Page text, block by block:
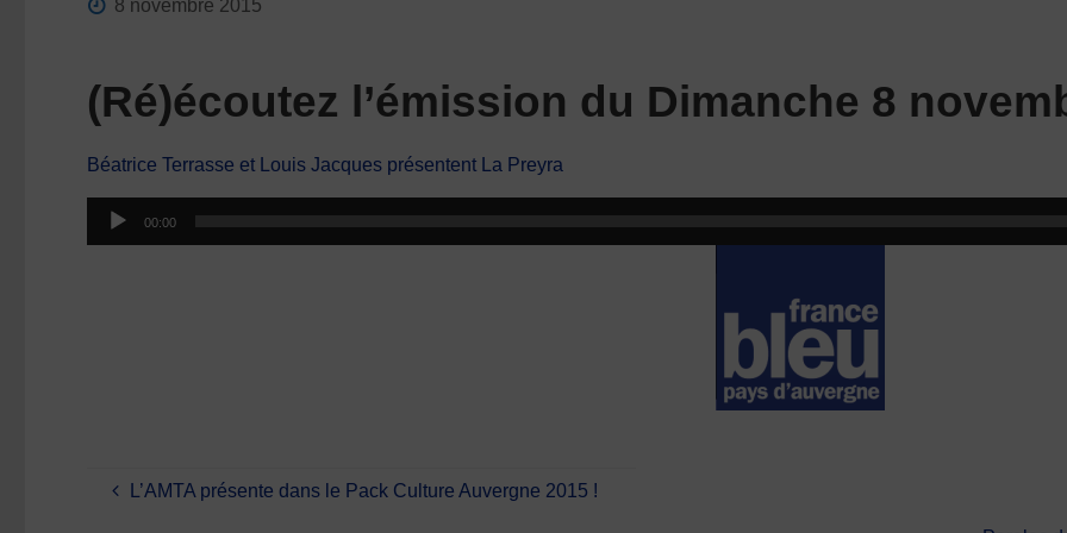
8 novembre 2015
(Ré)écoutez l’émission du Dimanche 8
Béatrice Terrasse et Louis Jacques présentent La Preyra
Lecteur
audio
00:00
L’AMTA présente dans le Pack Culture Auvergne 2015 !